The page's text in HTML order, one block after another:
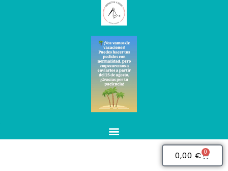
0,00 € 0